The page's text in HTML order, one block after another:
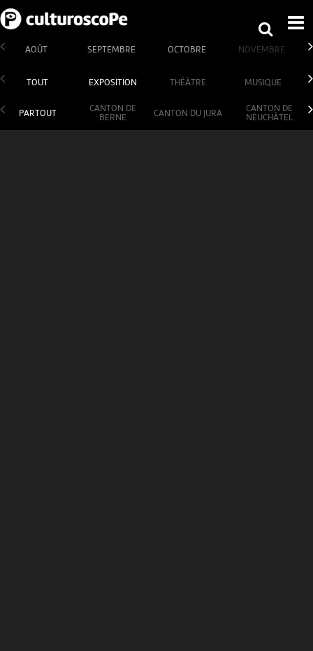
AOÛT SEPTEMBRE OCTOBRE NOVEMBRE
TOUT EXPOSITION THÉÂTRE MUSIQUE
PARTOUT
CANTON DE
BERNE
CANTON DU JURA
CANTON DE
NEUCHÂTEL